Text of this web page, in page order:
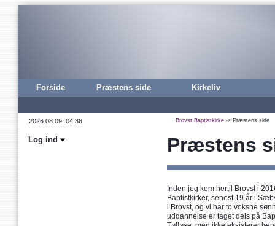
Forside Præstens side Kirkeliv
Brovst Baptistkirke -> Præstens side
Log ind Præstens
Inden jeg kom hertil Brovst i
Baptistkirker, senest 19 år i
i Brovst, og vi har to voksne
uddannelse er taget dels på